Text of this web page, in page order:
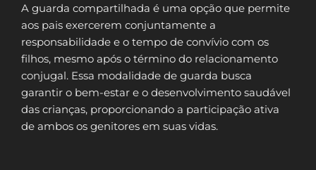
A guarda compartilhada é uma opção que permite
aos pais exercerem conjuntamente a
responsabilidade e o tempo de convívio com os
filhos, mesmo após o término do relacionamento
conjugal. Essa modalidade de guarda busca
garantir o bem-estar e o desenvolvimento saudável
das crianças, proporcionando a participação ativa
de ambos os genitores em suas vidas.